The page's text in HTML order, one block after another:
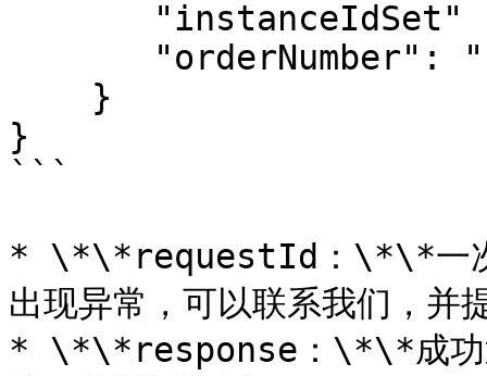
}
```
* \*\*requestId：\*\*一次
出现异常，可以联系我们，
* \*\*response：\*\*成功返